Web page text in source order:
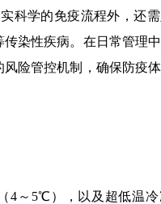
科学的免疫流程外，还
染性疾病。在日常管理
险管控机制，确保防疫
～5℃），以及超低温冷